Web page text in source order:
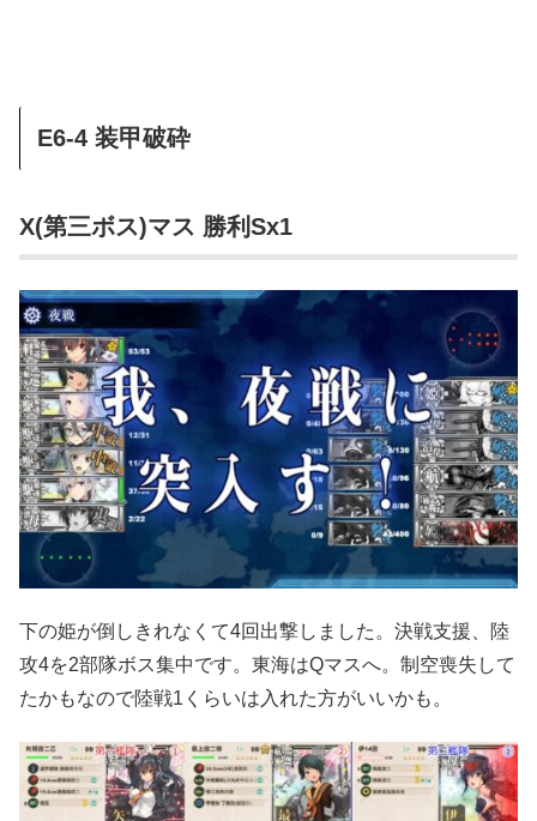
E6-4 装甲破砕
X(第三ボス)マス 勝利Sx1
下の姫が倒しきれなくて4回出撃しました。決戦支援、陸
攻4を2部隊ボス集中です。東海はQマスへ。制空喪失して
たかもなので陸戦1くらいは入れた方がいいかも。